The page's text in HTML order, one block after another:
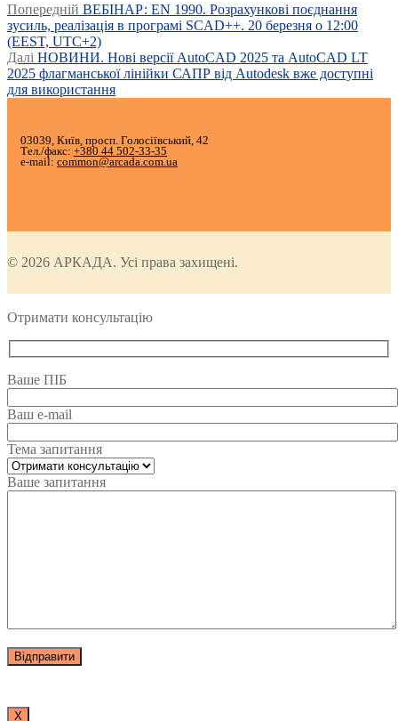
Post
navigation
Попередній Попередній
запис:
ВЕБІНАР: EN 1990. Розрахункові поєднання
зусиль, реалізація в програмі SCAD++. 20 березня о 12:00
(EEST, UTC+2)
Далі Наступний
запис:
НОВИНИ. Нові версії AutoCAD 2025 та AutoCAD LT
2025 флагманської лінійки САПР від Autodesk вже доступні
для використання
03039, Київ, просп. Голосіївський, 42
Тел./факс: +380 44 502-33-35
e-mail: common@arcada.com.ua
© 2026 АРКАДА. Усі права захищені.
Отримати консультацію
Ваше ПІБ
Ваш e-mail
Тема запитання
Ваше запитання
Х